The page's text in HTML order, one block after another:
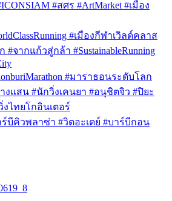
#สศร #ArtMarket #เมือง
#เมืองกีฬาเวิลด์คลาส
จากแก้วสู่กล้า #SustainableRunning
#มาราธอนระดับโลก
างแสน #นักวิ่งเคนยา #อนุชิตจิว #ปิยะ
ไทยโกอินเตอร์
ร์บีคิวพลาซ่า #วิตอะเดย์ #บาร์บีกอน